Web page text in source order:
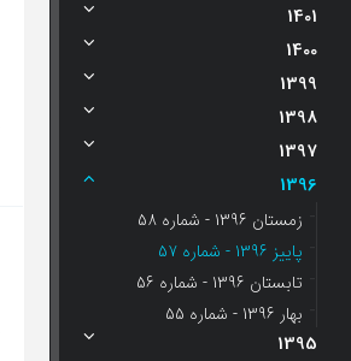
1401
1400
1399
1398
1397
1396
زمستان 1396 - شماره 58
پاییز 1396 - شماره 57
تابستان 1396 - شماره 56
بهار 1396 - شماره 55
1395